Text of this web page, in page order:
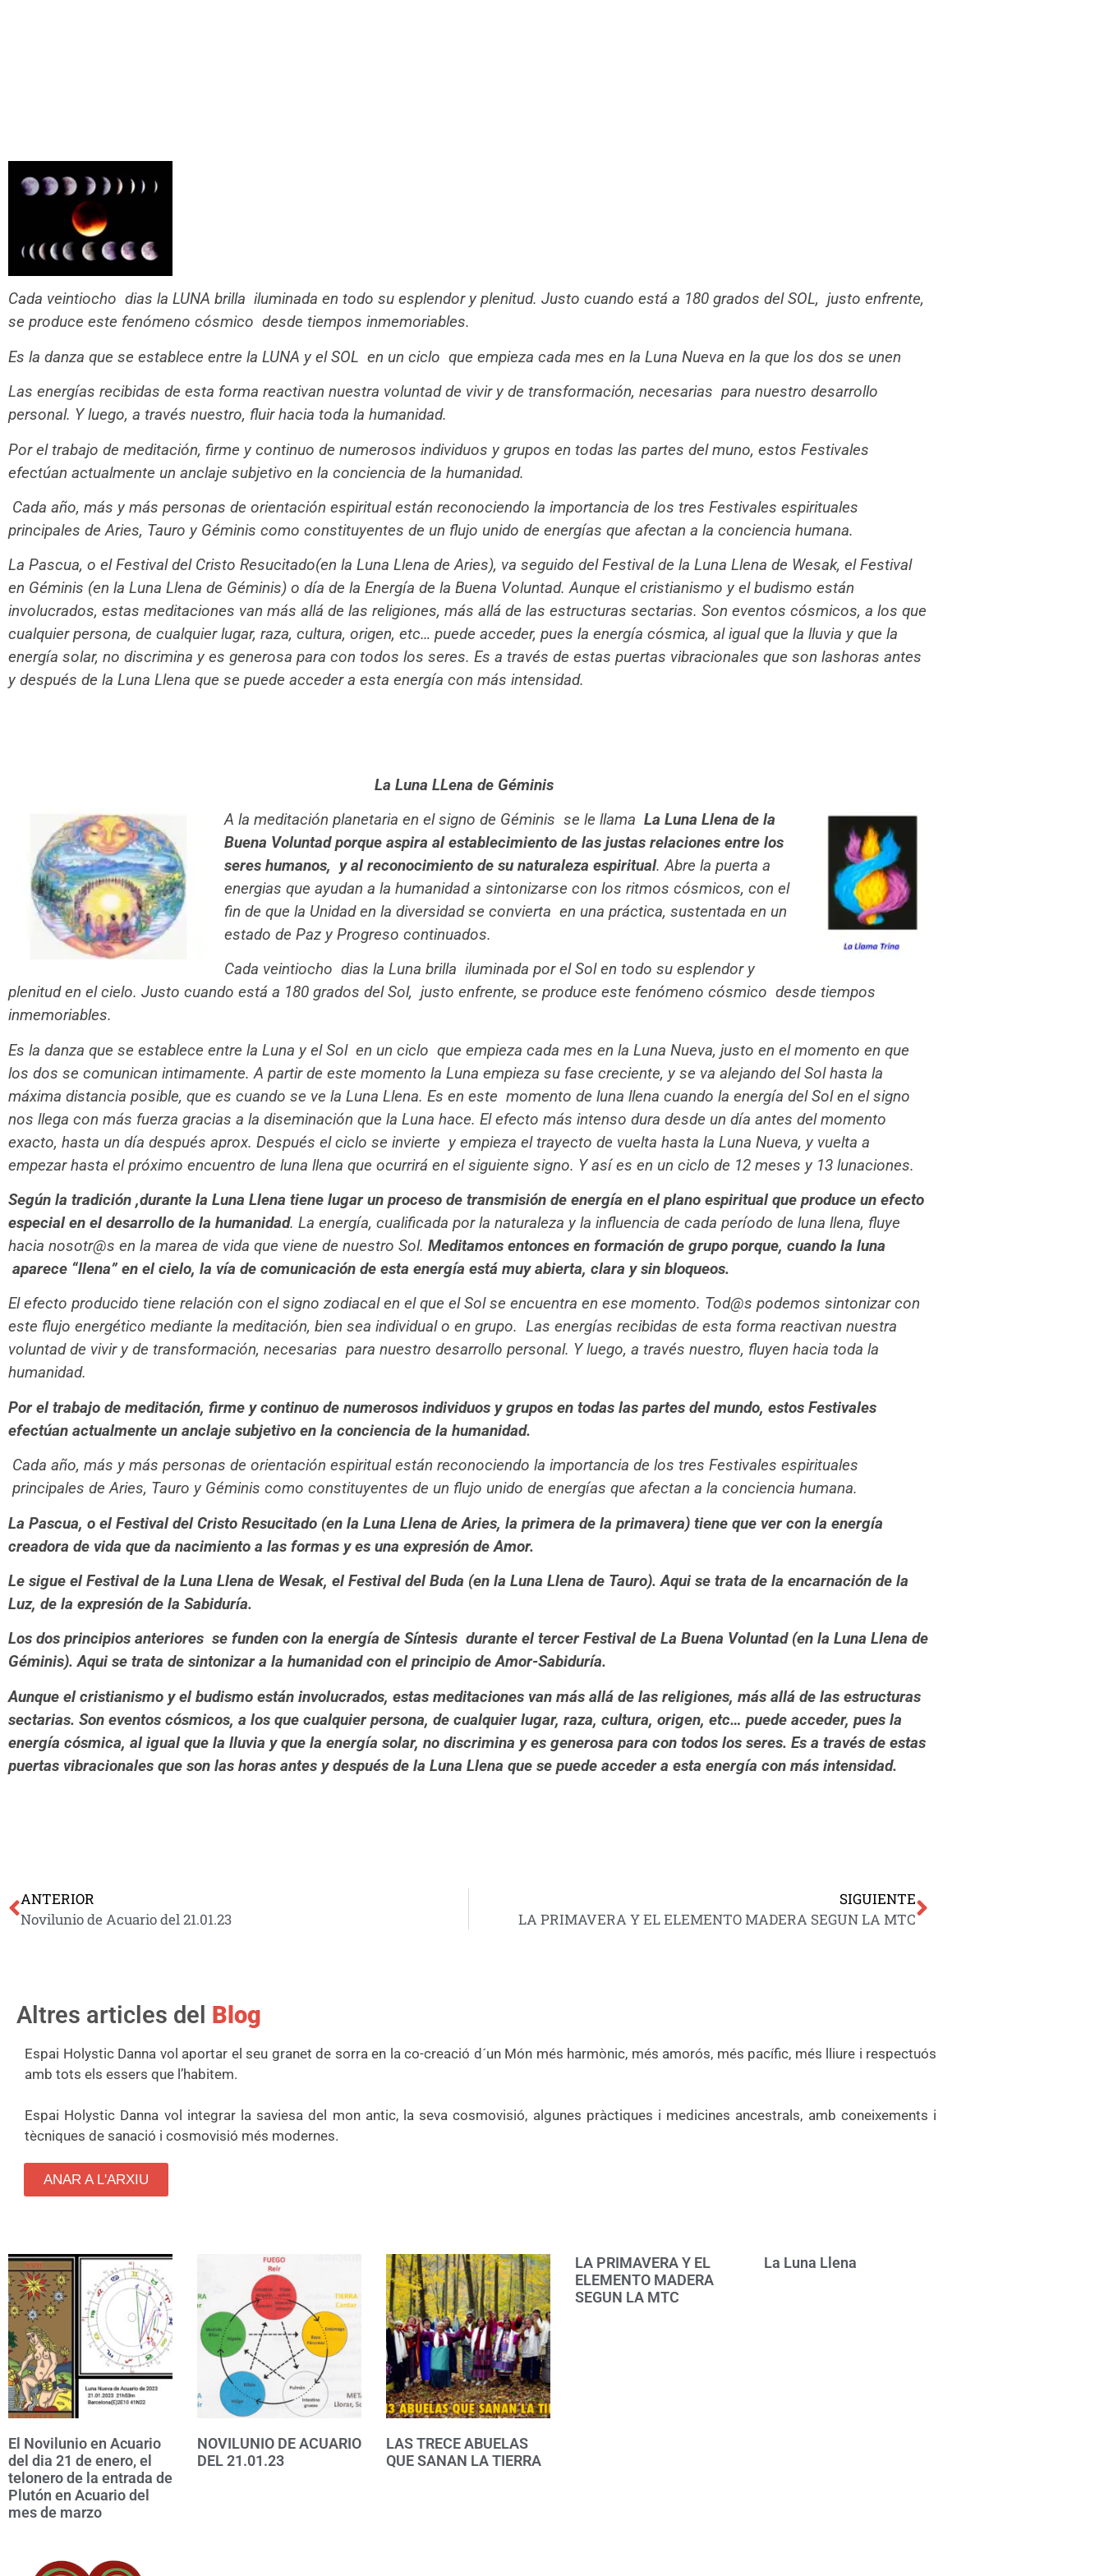
Cada veintiocho dias la LUNA brilla iluminada en todo su esplendor y plenitud. Justo cuando está a 180 grados del SOL, justo enfrente,
se produce este fenómeno cósmico desde tiempos inmemoriables.
Es la danza que se establece entre la LUNA y el SOL en un ciclo que empieza cada mes en la Luna Nueva en la que los dos se unen
Las energías recibidas de esta forma reactivan nuestra voluntad de vivir y de transformación, necesarias para nuestro desarrollo
personal. Y luego, a través nuestro, fluir hacia toda la humanidad.
Por el trabajo de meditación, firme y continuo de numerosos individuos y grupos en todas las partes del muno, estos Festivales
efectúan actualmente un anclaje subjetivo en la conciencia de la humanidad.
Cada año, más y más personas de orientación espiritual están reconociendo la importancia de los tres Festivales espirituales
principales de Aries, Tauro y Géminis como constituyentes de un flujo unido de energías que afectan a la conciencia humana.
La Pascua, o el Festival del Cristo Resucitado(en la Luna Llena de Aries), va seguido del Festival de la Luna Llena de Wesak, el Festival
en Géminis (en la Luna Llena de Géminis) o día de la Energía de la Buena Voluntad. Aunque el cristianismo y el budismo están
involucrados, estas meditaciones van más allá de las religiones, más allá de las estructuras sectarias. Son eventos cósmicos, a los que
cualquier persona, de cualquier lugar, raza, cultura, origen, etc… puede acceder, pues la energía cósmica, al igual que la lluvia y que la
energía solar, no discrimina y es generosa para con todos los seres. Es a través de estas puertas vibracionales que son lashoras antes
y después de la Luna Llena que se puede acceder a esta energía con más intensidad.
La Luna LLena de Géminis
A la meditación planetaria en el signo de Géminis se le llama La Luna Llena de la
Buena Voluntad porque aspira al establecimiento de las justas relaciones entre los
seres humanos, y al reconocimiento de su naturaleza espiritual. Abre la puerta a
energias que ayudan a la humanidad a sintonizarse con los ritmos cósmicos, con el
fin de que la Unidad en la diversidad se convierta en una práctica, sustentada en un
estado de Paz y Progreso continuados.
Cada veintiocho dias la Luna brilla iluminada por el Sol en todo su esplendor y
plenitud en el cielo. Justo cuando está a 180 grados del Sol, justo enfrente, se produce este fenómeno cósmico desde tiempos
inmemoriables.
Es la danza que se establece entre la Luna y el Sol en un ciclo que empieza cada mes en la Luna Nueva, justo en el momento en que
los dos se comunican intimamente. A partir de este momento la Luna empieza su fase creciente, y se va alejando del Sol hasta la
máxima distancia posible, que es cuando se ve la Luna Llena. Es en este momento de luna llena cuando la energía del Sol en el signo
nos llega con más fuerza gracias a la diseminación que la Luna hace. El efecto más intenso dura desde un día antes del momento
exacto, hasta un día después aprox. Después el ciclo se invierte y empieza el trayecto de vuelta hasta la Luna Nueva, y vuelta a
empezar hasta el próximo encuentro de luna llena que ocurrirá en el siguiente signo. Y así es en un ciclo de 12 meses y 13 lunaciones.
Según la tradición ,durante la Luna Llena tiene lugar un proceso de transmisión de energía en el plano espiritual que produce un efecto
especial en el desarrollo de la humanidad. La energía, cualificada por la naturaleza y la influencia de cada período de luna llena, fluye
hacia nosotr@s en la marea de vida que viene de nuestro Sol. Meditamos entonces en formación de grupo porque, cuando la luna
aparece “llena” en el cielo, la vía de comunicación de esta energía está muy abierta, clara y sin bloqueos.
El efecto producido tiene relación con el signo zodiacal en el que el Sol se encuentra en ese momento. Tod@s podemos sintonizar con
este flujo energético mediante la meditación, bien sea individual o en grupo. Las energías recibidas de esta forma reactivan nuestra
voluntad de vivir y de transformación, necesarias para nuestro desarrollo personal. Y luego, a través nuestro, fluyen hacia toda la
humanidad.
Por el trabajo de meditación, firme y continuo de numerosos individuos y grupos en todas las partes del mundo, estos Festivales
efectúan actualmente un anclaje subjetivo en la conciencia de la humanidad.
Cada año, más y más personas de orientación espiritual están reconociendo la importancia de los tres Festivales espirituales
principales de Aries, Tauro y Géminis como constituyentes de un flujo unido de energías que afectan a la conciencia humana.
La Pascua, o el Festival del Cristo Resucitado (en la Luna Llena de Aries, la primera de la primavera) tiene que ver con la energía
creadora de vida que da nacimiento a las formas y es una expresión de Amor.
Le sigue el Festival de la Luna Llena de Wesak, el Festival del Buda (en la Luna Llena de Tauro). Aqui se trata de la encarnación de la
Luz, de la expresión de la Sabiduría.
Los dos principios anteriores se funden con la energía de Síntesis durante el tercer Festival de La Buena Voluntad (en la Luna Llena de
Géminis). Aqui se trata de sintonizar a la humanidad con el principio de Amor-Sabiduría.
Aunque el cristianismo y el budismo están involucrados, estas meditaciones van más allá de las religiones, más allá de las estructuras
sectarias. Son eventos cósmicos, a los que cualquier persona, de cualquier lugar, raza, cultura, origen, etc… puede acceder, pues la
energía cósmica, al igual que la lluvia y que la energía solar, no discrimina y es generosa para con todos los seres. Es a través de estas
puertas vibracionales que son las horas antes y después de la Luna Llena que se puede acceder a esta energía con más intensidad.
ANTERIOR
Novilunio de Acuario del 21.01.23
SIGUIENTE
LA PRIMAVERA Y EL ELEMENTO MADERA SEGUN LA MTC
Altres articles del Blog
Espai Holystic Danna vol aportar el seu granet de sorra en la co-creació d´un Món més harmònic, més amorós, més pacífic, més lliure i respectuós
amb tots els essers que l’habitem.
Espai Holystic Danna vol integrar la saviesa del mon antic, la seva cosmovisió, algunes pràctiques i medicines ancestrals, amb coneixements i
tècniques de sanació i cosmovisió més modernes.
ANAR A L'ARXIU
El Novilunio en Acuario
del dia 21 de enero, el
telonero de la entrada de
Plutón en Acuario del
mes de marzo
NOVILUNIO DE ACUARIO
DEL 21.01.23
LAS TRECE ABUELAS
QUE SANAN LA TIERRA
LA PRIMAVERA Y EL
ELEMENTO MADERA
SEGUN LA MTC
La Luna Llena